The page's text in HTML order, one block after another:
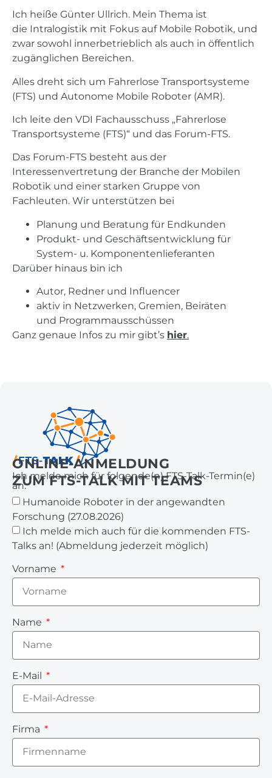
Ich heiße Günter Ullrich. Mein Thema ist
die Intralogistik mit Fokus auf Mobile Robotik, und
zwar sowohl innerbetrieblich als auch in öffentlich
zugänglichen Bereichen.
Alles dreht sich um Fahrerlose Transportsysteme
(FTS) und Autonome Mobile Roboter (AMR).
Ich leite den VDI Fachausschuss „Fahrerlose
Transportsysteme (FTS)“ und das Forum-FTS.
Das Forum-FTS besteht aus der
Interessenvertretung der Branche der Mobilen
Robotik und einer starken Gruppe von
Fachleuten. Wir unterstützen bei
Planung und Beratung für Endkunden
Produkt- und Geschäftsentwicklung für
System- u. Komponentenlieferanten
Darüber hinaus bin ich
Autor, Redner und Influencer
aktiv in Netzwerken, Gremien, Beiräten
und Programmausschüssen
Ganz genaue Infos zu mir gibt’s hier.
ONLINE-ANMELDUNG
ZUM FTS-TALK MIT TEAMS
Ich melde mich für folgende(n) FTS-Talk-Termin(e)
an:
Humanoide Roboter in der angewandten
Forschung (27.08.2026)
Ich melde mich auch für die kommenden FTS-
Talks an! (Abmeldung jederzeit möglich)
Vorname
Name
E-Mail
Firma